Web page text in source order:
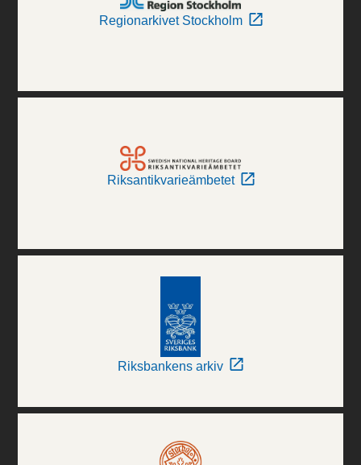
Regionarkivet Stockholm
Riksantikvarieämbetet
Riksbankens arkiv